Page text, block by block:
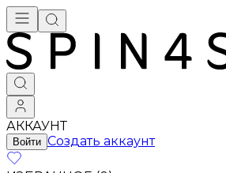
АККАУНТ
Войти Создать аккаунт